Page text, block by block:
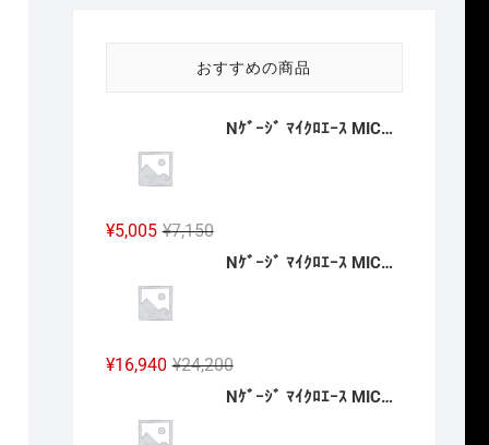
おすすめの商品
Nｹﾞｰｼﾞ ﾏｲｸﾛｴｰｽ MICROACE A8388 MA`ｓチョイス JR九州 キハ186-1016 2027年予定
¥7,150元
の
¥7,150
で
¥5,005
現
在
は
¥5,005
Nｹﾞｰｼﾞ ﾏｲｸﾛｴｰｽ MICROACE A6883 南海20000系 特急こうや号 昇圧後 4両セット 2027年予定
¥24,200元
の
¥16,940
現
在
Nｹﾞｰｼﾞ ﾏｲｸﾛｴｰｽ MICROACE A6882 南海20000系 特急こうや号 登場時 4両セット 2027年予定